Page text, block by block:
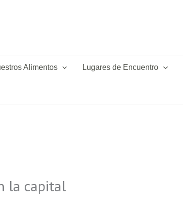
Alimentos Lugares de Encuentro
la capital